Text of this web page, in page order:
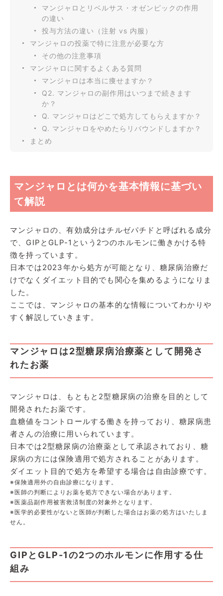
マンジャロとリベルサス・オゼンピックの作用
の違い
投与方法の違い（注射 vs 内服）
マンジャロの投薬で特に注意が必要な方
その他の注意事項
マンジャロに関するよくある質問
マンジャロは本当に痩せますか？
Q2. マンジャロの副作用はいつまで続きます
か？
Q. マンジャロはどこで処方してもらえますか？
Q. マンジャロをやめたらリバウンドしますか？
まとめ
マンジャロとは何かを基本情報に基づい
て解説
マンジャロの、有効成分はチルゼパチドと呼ばれる成分
で、GIPとGLP-1という2つのホルモンに働きかける特
徴を持っています。
日本では2023年から処方が可能となり、糖尿病治療だ
けでなくダイエット目的でも関心を集めるようになりま
した。
ここでは、マンジャロの基本的な情報についてわかりや
すく解説していきます。
マンジャロは2型糖尿病治療薬として開発さ
れたお薬
マンジャロは、もともと2型糖尿病の治療を目的として
開発されたお薬です。
血糖値をコントロールする働きを持っており、糖尿病患
者さんの治療に用いられています。
日本では2型糖尿病の治療薬として承認されており、糖
尿病の方には保険適用で処方されることがあります。
ダイエット目的で処方を希望する場合は自由診療です。
※保険適用外の自由診療になります。
※医師の判断によりお薬を処方できない場合があります。
※医薬品副作用被害救済制度の対象外となります。
※医学的必要性がないと医師が判断した場合はお薬の処方はいたしま
せん。
GIPとGLP-1の2つのホルモンに作用する仕
組み